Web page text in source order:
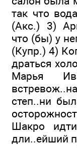
так что
(Акс.) 3)
что (бы) у
(Купр.) 4)
драться
Марья
степ..ни
Шакро
дли..ейший